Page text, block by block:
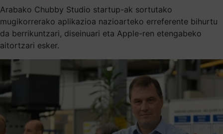
Arabako Chubby Studio startup-ak sortutako
mugikorrerako aplikazioa nazioarteko erreferente bihurtu
da berrikuntzari, diseinuari eta Apple-ren etengabeko
aitortzari esker.